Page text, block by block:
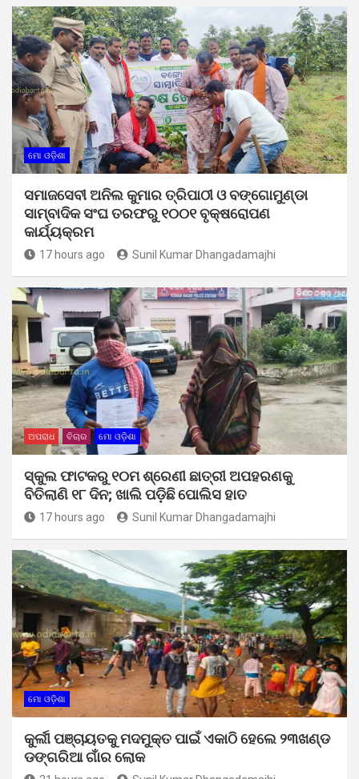
ମୋ ଓଡ଼ିଶା
ସମାଜସେବୀ ଅନିଲ କୁମାର ତ୍ରିପାଠୀ ଓ ବଙ୍ଗୋମୁଣ୍ଡା
ସାମ୍ବାଦିକ ସଂଘ ତରଫରୁ ୧୦୦୧ ବୃକ୍ଷରୋପଣ
କାର୍ଯ୍ୟକ୍ରମ
17 hours ago Sunil Kumar Dhangadamajhi
ଅପରାଧ ବିଚାର ମୋ ଓଡ଼ିଶା
ସ୍କୁଲ ଫାଟକରୁ ୧୦ମ ଶ୍ରେଣୀ ଛାତ୍ରୀ ଅପହରଣକୁ
ବିତିଲାଣି ୧୮ ଦିନ; ଖାଲି ପଡ଼ିଛି ପୋଲିସ ହାତ
17 hours ago Sunil Kumar Dhangadamajhi
ମୋ ଓଡ଼ିଶା
କୁର୍ଲୀ ପଞ୍ଚାୟତକୁ ମଦମୁକ୍ତ ପାଇଁ ଏକାଠି ହେଲେ ୨୩ଖଣ୍ଡ
ଡଙ୍ଗରିଆ ଗାଁର ଲୋକ